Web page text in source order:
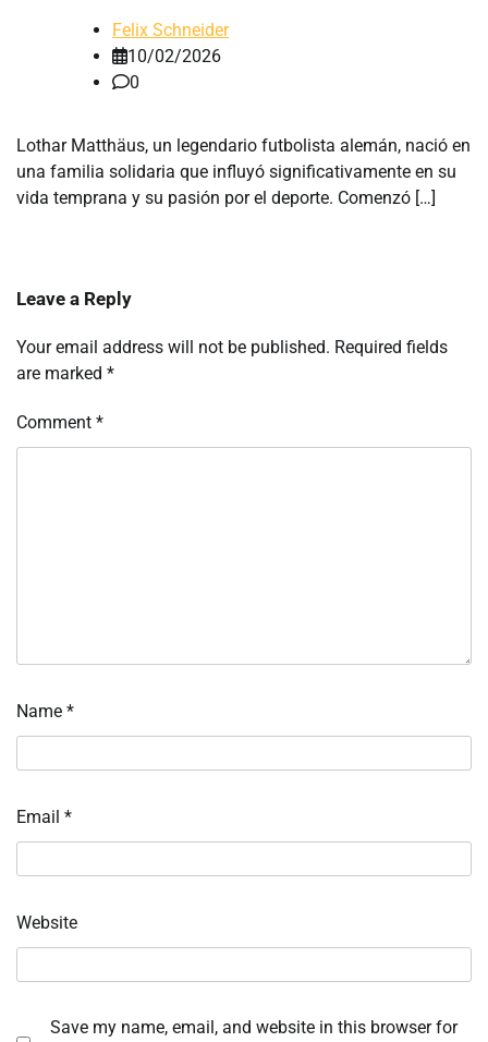
Felix Schneider
10/02/2026
0
Lothar Matthäus, un legendario futbolista alemán, nació en
una familia solidaria que influyó significativamente en su
vida temprana y su pasión por el deporte. Comenzó […]
Leave a Reply
Your email address will not be published. Required fields
are marked *
Comment *
Name *
Email *
Website
Save my name, email, and website in this browser for